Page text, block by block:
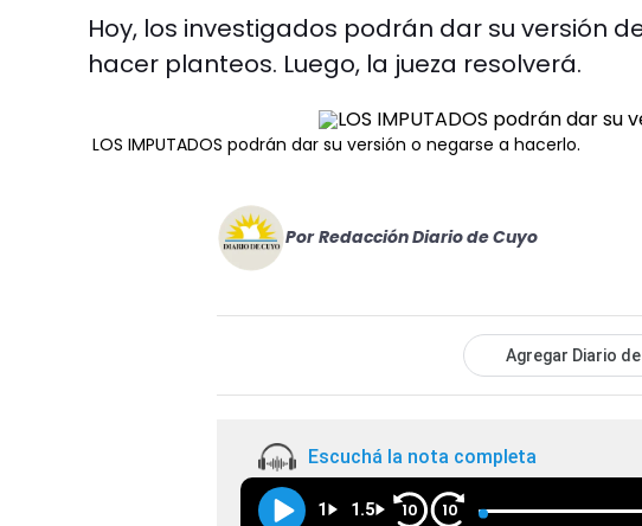
Hoy, los investigados podrán dar su versión
hacer planteos. Luego, la jueza resolverá.
LOS IMPUTADOS podrán dar su versión o negarse a hacerlo.
Por Redacción Diario de Cuyo
Agregar Diario de
Escuchá la nota completa
1 1.5 10 10